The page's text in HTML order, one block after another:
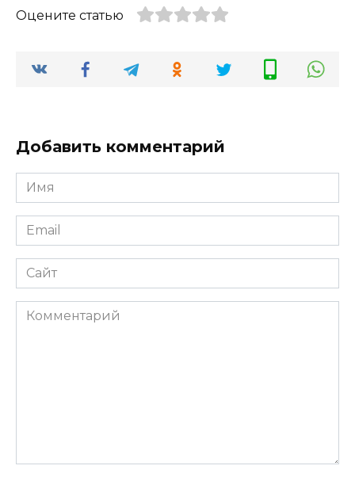
Оцените статью
Добавить комментарий
Имя
*
Email
*
Сайт
Комментарий